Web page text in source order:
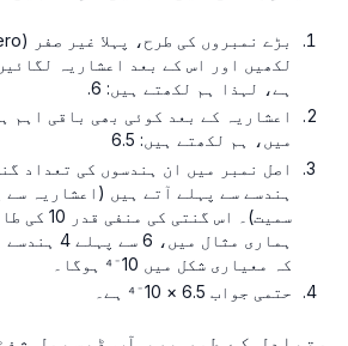
ہے، لہذا ہم لکھتے ہیں: 6.
اعشاریہ کے بعد کوئی بھی باقی اہم
میں، ہم لکھتے ہیں: 6.5
اصل نمبر میں ان ہندسوں کی تعداد
ہندسے سے پہلے آتے ہیں (اعشاریہ سے
سمیت)۔ اس
ہماری مثال
کہ معیاری شکل میں 10⁻⁴ ہوگا۔
حتمی جواب 6.5 × 10⁻⁴ ہے۔